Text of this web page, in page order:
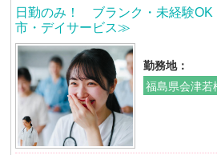
日勤のみ！ ブランク・未経験
市・デイサービス≫
勤務地：
福島県会津若